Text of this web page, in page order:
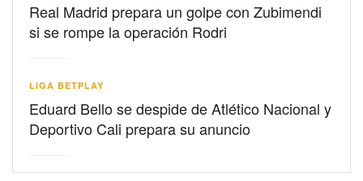
Real Madrid prepara un golpe con Zubimendi
si se rompe la operación Rodri
LIGA BETPLAY
Eduard Bello se despide de Atlético Nacional y
Deportivo Cali prepara su anuncio